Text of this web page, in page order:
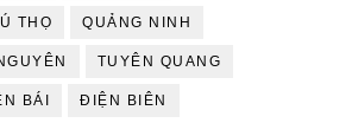
THỌ QUẢNG NINH
TUYÊN QUANG
BÁI ĐIỆN BIÊN